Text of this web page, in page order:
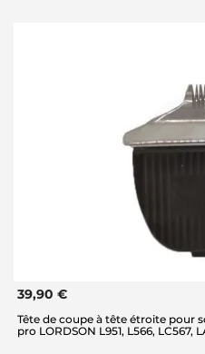
39,90 €
Tête de coupe à tête étroite pour
pro LORDSON L951, L566, LC567,